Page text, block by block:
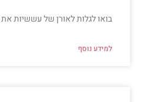
בואו לגלות לאורן של עששיות
למידע נוסף